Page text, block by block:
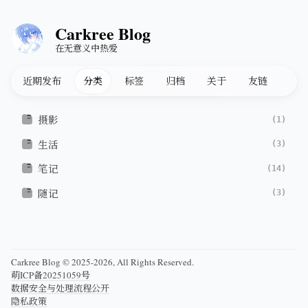
Carkree Blog
在无意义中热爱
近期发布 分类 标签 归档 关于 友链
摄影 (1)
生活 (3)
笔记 (14)
随记 (3)
Carkree Blog © 2025-2026, All Rights Reserved.
萌ICP备20251059号
数据安全与处理流程公开
隐私政策